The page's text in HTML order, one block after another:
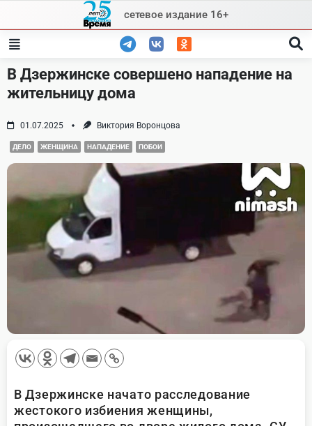
content
сетевое издание 16+
В Дзержинске совершено нападение на
жительницу дома
01.07.2025 Виктория Воронцова
ДЕЛО ЖЕНЩИНА НАПАДЕНИЕ ПОБОИ
В Дзержинске начато расследование
жестокого избиения женщины,